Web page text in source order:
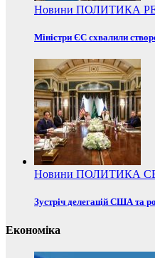
Новини ПОЛИТИКА
Міністри ЄС схвалили
Новини ПОЛИТИКА
Зустріч делегацій США та
Економіка